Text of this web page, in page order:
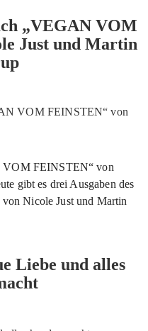
„VEGAN VOM
Just und Martin
gibt es drei Ausgaben des
Nicole Just und Martin
Liebe und alles